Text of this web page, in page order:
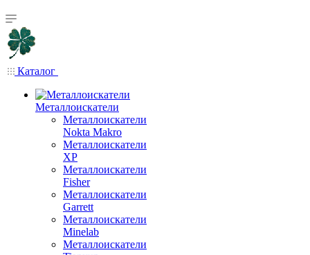
Каталог
Металлоискатели
Металлоискатели
Nokta Makro
Металлоискатели
XP
Металлоискатели
Fisher
Металлоискатели
Garrett
Металлоискатели
Minelab
Металлоискатели